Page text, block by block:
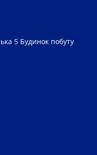
5 Будинок побуту